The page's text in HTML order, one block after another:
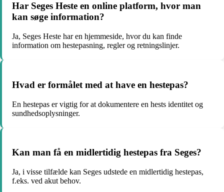
Har Seges Heste en online platform, hvor man
kan søge information?
Ja, Seges Heste har en hjemmeside, hvor du kan finde
information om hestepasning, regler og retningslinjer.
Hvad er formålet med at have en hestepas?
En hestepas er vigtig for at dokumentere en hests identitet og
sundhedsoplysninger.
Kan man få en midlertidig hestepas fra Seges?
Ja, i visse tilfælde kan Seges udstede en midlertidig hestepas,
f.eks. ved akut behov.